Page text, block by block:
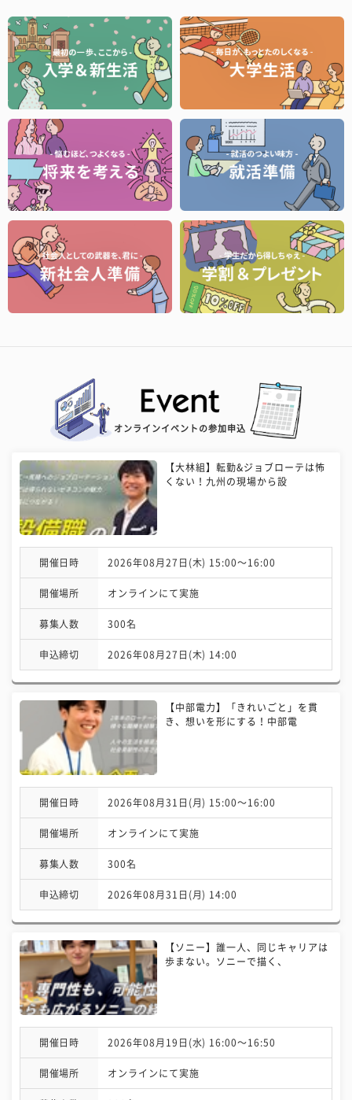
オンラインイベントの参加申込
【大林組】転勤&ジョブローテは怖
くない！九州の現場から設
開催日時 2026年08月27日(木) 15:00〜16:00
開催場所 オンラインにて実施
募集人数 300名
申込締切 2026年08月27日(木) 14:00
【中部電力】「きれいごと」を貫
き、想いを形にする！中部電
開催日時 2026年08月31日(月) 15:00〜16:00
開催場所 オンラインにて実施
募集人数 300名
申込締切 2026年08月31日(月) 14:00
【ソニー】誰一人、同じキャリアは
歩まない。ソニーで描く、
開催日時 2026年08月19日(水) 16:00〜16:50
開催場所 オンラインにて実施